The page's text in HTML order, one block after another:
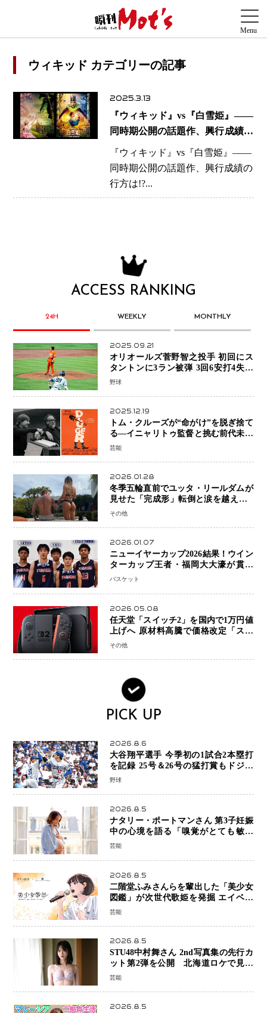
ウィキッド カテゴリーの記事
2025.3.13
『ウィキッド』vs『白雪姫』——
同時期公開の話題作、興行成績の
行方は!?
『ウィキッド』vs『白雪姫』——
同時期公開の話題作、興行成績の
行方は!?...
ACCESS RANKING
24H WEEKLY MONTHLY
2025.09.21
オリオールズ菅野智之投手 初回にス
タントンに3ラン被弾 3回6安打4失点
で降板
野球
2025.12.19
トム・クルーズが“命がけ”を脱ぎ捨て
る―イニャリトゥ監督と挑む前代未聞
の大惨事コメディ「DIGGER ディガ
芸能
2026.01.28
冬季五輪直前でユッタ・リールダムが
見せた「完成形」転倒と涙を越えて─
ミラノで金を狙うオランダ女王の現在
その他
2026.01.07
ニューイヤーカップ2026結果！ウイン
ターカップ王者・福岡大大濠が貫禄
V！ 東山は“背番号継承”で新たな物語
バスケット
2026.05.08
任天堂「スイッチ2」を国内で1万円値
上げへ 原材料高騰で価格改定「スイ
ッチオンライン」も引き上げ
その他
PICK UP
2026.8.6
大谷翔平選手 今季初の1試合2本塁打
を記録 25号＆26号の猛打賞もドジャ
ースは今季ワーストの6連敗
野球
2026.8.5
ナタリー・ポートマンさん 第3子妊娠
中の心境を語る「嗅覚がとても敏感
に」マタニティフォトも公開
芸能
2026.8.5
二階堂ふみさんらを輩出した「美少女
図鑑」が次世代歌姫を発掘 エイベッ
クスと「美少女歌祭2026」開催決定
芸能
2026.8.5
STU48中村舞さん 2nd写真集の先行カ
ット第2弾を公開 北海道ロケで見せ
た“大人の魅力”と新たな挑戦
芸能
2026.8.5